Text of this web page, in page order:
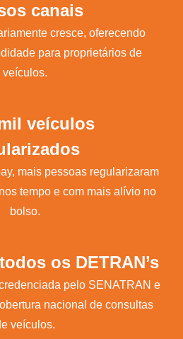
canais
cresce, oferecendo
para proprietários de
veículos.
veículos
mais pessoas regularizaram
tempo e com mais alívio no
bolso.
os DETRAN’s
pelo SENATRAN e
nacional de consultas
veículos.